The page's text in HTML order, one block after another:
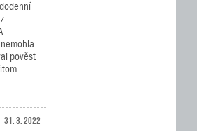
pověst
31. 3. 2022